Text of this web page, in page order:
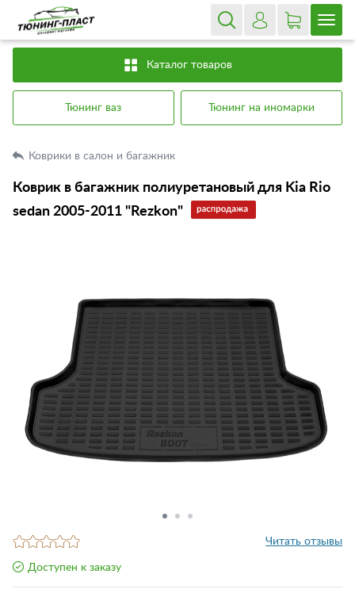
Каталог товаров
Тюнинг ваз Тюнинг на иномарки
Коврики в салон и багажник
Коврик в багажник полиуретановый для Kia Rio
sedan 2005-2011 "Rezkon"
Читать отзывы
Доступен к заказу